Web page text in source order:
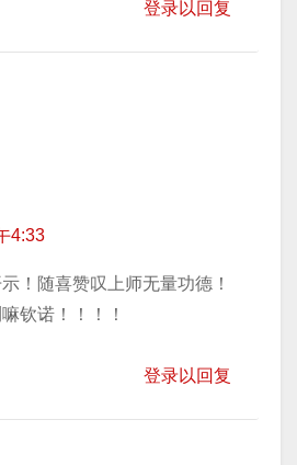
登录以回复
4:33
！随喜赞叹上师无量功德！
钦诺！！！！
登录以回复